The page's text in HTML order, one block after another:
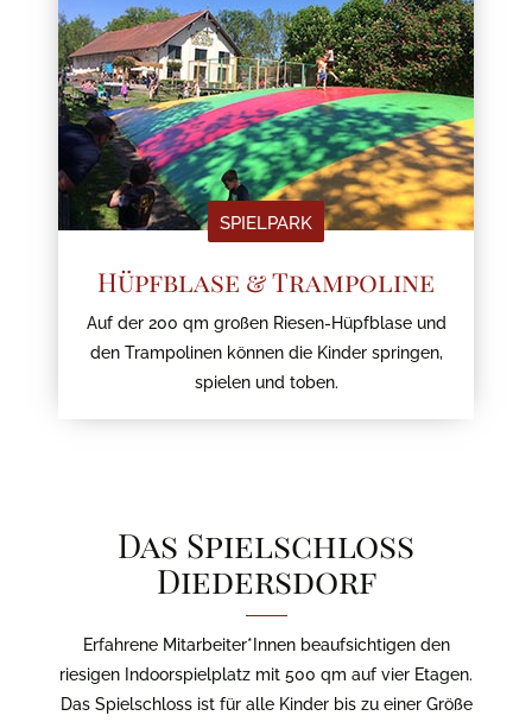
SPIELPARK
Hüpfblase & Trampoline
Auf der 200 qm großen Riesen-Hüpfblase und
den Trampolinen können die Kinder springen,
spielen und toben.
Das Spielschloss
Diedersdorf
Erfahrene Mitarbeiter*Innen beaufsichtigen den
riesigen Indoorspielplatz mit 500 qm auf vier Etagen.
Das Spielschloss ist für alle Kinder bis zu einer Größe